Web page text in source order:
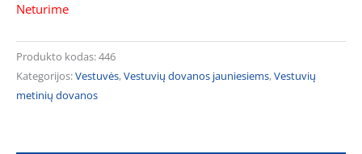
Neturime
Produkto kodas:446
Kategorijos:Vestuvės,Vestuvių dovanos jauniesiems,Vestuvių
metinių dovanos